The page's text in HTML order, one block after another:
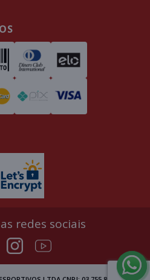
redes sociais